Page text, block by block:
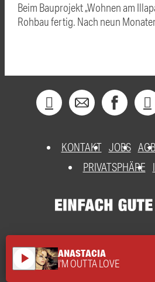
Beim Bauprojekt „Wohnen am
Rohbau fertig. Nach neun
KONTAKT JOBS AGB
PRIVATSPHÄRE
play_arrow ANASTACIA
I'M OUTTA LOVE